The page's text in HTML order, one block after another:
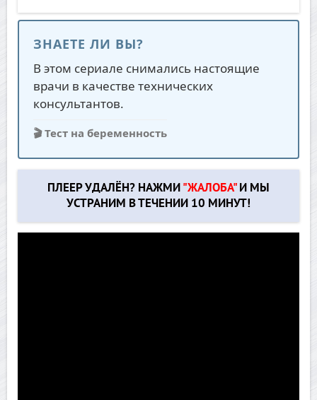
ЗНАЕТЕ ЛИ ВЫ?
В этом сериале снимались настоящие
врачи в качестве технических
консультантов.
🎬 Тест на беременность
ПЛЕЕР УДАЛЁН? НАЖМИ "ЖАЛОБА"И МЫ
УСТРАНИМ В ТЕЧЕНИИ 10 МИНУТ!